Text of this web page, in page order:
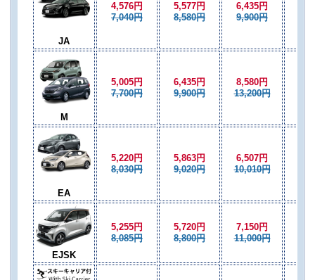
JA
4,576円
7,040円
5,577円
8,580円
6,435円
9,900円
M
5,005円
7,700円
6,435円
9,900円
8,580円
13,200円
EA
5,220円
8,030円
5,863円
9,020円
6,507円
10,010円
EJSK
5,255円
8,085円
5,720円
8,800円
7,150円
11,000円